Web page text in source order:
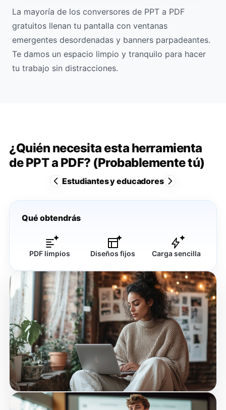
La mayoría de los conversores de PPT a PDF
gratuitos llenan tu pantalla con ventanas
emergentes desordenadas y banners parpadeantes.
Te damos un espacio limpio y tranquilo para hacer
tu trabajo sin distracciones.
¿Quién necesita esta herramienta
de PPT a PDF? (Probablemente tú)
Estudiantes y educadores
Qué obtendrás
PDF limpios Diseños fijos Carga sencilla